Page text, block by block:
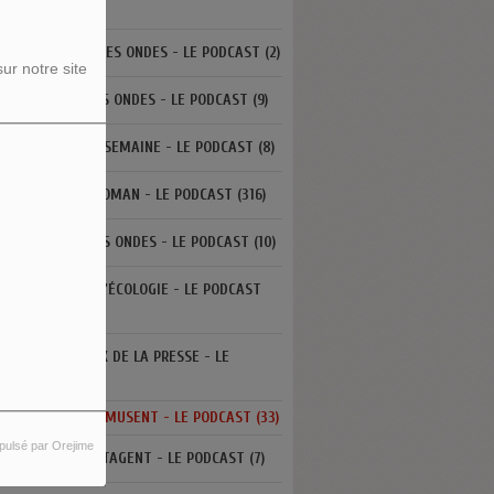
notre site
par Orejime
L'HISTOIRE SUR LES ONDES - LE PODCAST (2)
LA FABRIQUE DES ONDES - LE PODCAST (9)
LA SCÈNE DE LA SEMAINE - LE PODCAST (8)
LA VIE EST UN ROMAN - LE PODCAST (316)
LA VIE RÊVÉE DES ONDES - LE PODCAST (10)
LES ARÈNES DE L'ÉCOLOGIE - LE PODCAST
LES AUTRES VOIX DE LA PRESSE - LE
LES GRANDS S'AMUSENT - LE PODCAST (33)
LES JEUNES PARTAGENT - LE PODCAST (7)